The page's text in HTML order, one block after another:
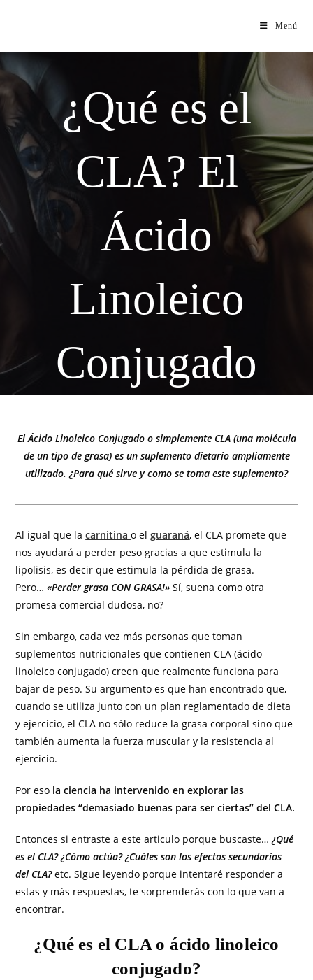
Menú
¿Qué es el
CLA? El
Ácido
Linoleico
Conjugado
El Ácido Linoleico Conjugado o simplemente CLA (una molécula
de un tipo de grasa) es un suplemento dietario ampliamente
utilizado. ¿Para qué sirve y como se toma este suplemento?
Al igual que lacarnitinao elguaraná, el CLA promete que
nos ayudará a perder peso gracias a que estimula la
lipolisis, es decir que estimula la pérdida de grasa.
Pero…«Perder grasa CON GRASA!» Sí, suena como otra
promesa comercial dudosa, no?
Sin embargo, cada vez más personas que toman
suplementos nutricionales que contienen CLA (ácido
linoleico conjugado) creen que realmente funciona para
bajar de peso. Su argumento es que han encontrado que,
cuando se utiliza junto con un plan reglamentado de dieta
y ejercicio, el CLA no sólo reduce la grasa corporal sino que
también aumenta la fuerza muscular y la resistencia al
ejercicio.
Por eso la ciencia ha intervenido en explorar las
propiedades “demasiado buenas para ser ciertas” del CLA.
Entonces si entraste a este articulo porque buscaste…¿Qué
es el CLA? ¿Cómo actúa? ¿Cuáles son los efectos secundarios
del CLA?etc. Sigue leyendo porque intentaré responder a
estas y más respuestas, te sorprenderás con lo que van a
encontrar.
¿Qué es el CLA o ácido linoleico
conjugado?